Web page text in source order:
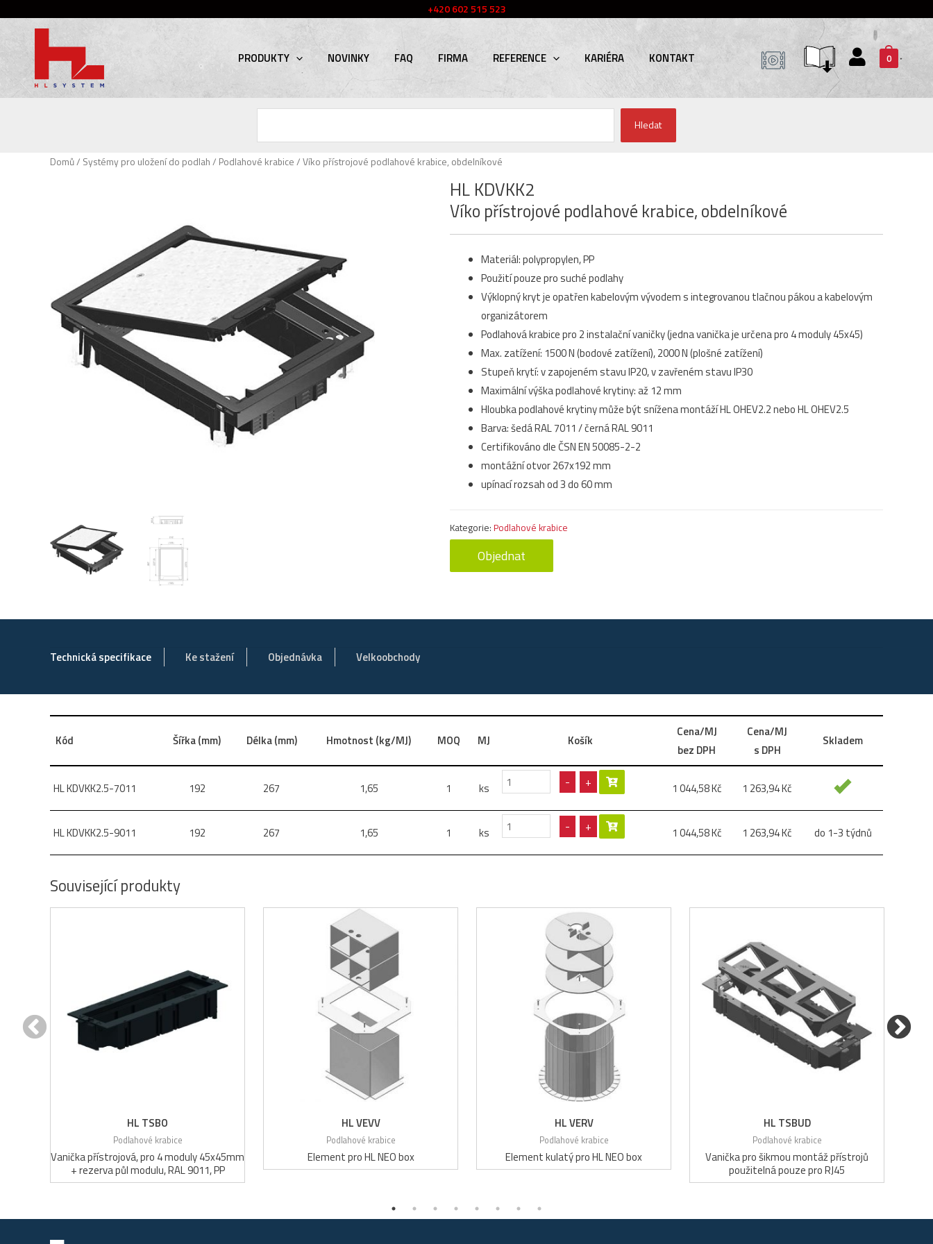
+420 602 515 523
PRODUKTY NOVINKY FAQ FIRMA REFERENCE KARIÉRA KONTAKT 0
Hledat
Domů/ Systémy pro uložení do podlah/ Podlahové krabice/ Víko přístrojové podlahové krabice, obdelníkové
HL KDVKK2
Víko přístrojové podlahové krabice, obdelníkové
Materiál: polypropylen, PP
Použití pouze pro suché podlahy
Výklopný kryt je opatřen kabelovým vývodem s integrovanou tlačnou pákou a kabelovým
organizátorem
Podlahová krabice pro 2 instalační vaničky (jedna vanička je určena pro 4 moduly 45x45)
Max. zatížení: 1500 N (bodové zatížení), 2000 N (plošné zatížení)
Stupeň krytí: v zapojeném stavu IP20, v zavřeném stavu IP30
Maximální výška podlahové krytiny: až 12 mm
Hloubka podlahové krytiny může být snížena montáží HL OHEV2.2 nebo HL OHEV2.5
Barva: šedá RAL 7011 / černá RAL 9011
Certifikováno dle ČSN EN 50085-2-2
montážní otvor 267x192 mm
upínací rozsah od 3 do 60 mm
Kategorie: Podlahové krabice
Objednat
Technická specifikace Ke stažení Objednávka Velkoobchody
Kód Šířka (mm) Délka (mm) Hmotnost (kg/MJ) MOQ MJ Košík
Cena/MJ
bez DPH
Cena/MJ
s DPH
Skladem
HL KDVKK2.5-7011 192 267 1,65 1 ks - + 1 044,58Kč 1 263,94Kč
HL KDVKK2.5-9011 192 267 1,65 1 ks - + 1 044,58Kč 1 263,94Kč do 1-3 týdnů
Související produkty
HL TSBO
Podlahové krabice
Vanička přístrojová, pro 4 moduly 45x45mm
+ rezerva půl modulu, RAL 9011, PP
HL VEVV
Podlahové krabice
Element pro HL NEO box
HL VERV
Podlahové krabice
Element kulatý pro HL NEO box
HL TSBUD
Podlahové krabice
Vanička pro šikmou montáž přístrojů
použitelná pouze pro RJ45